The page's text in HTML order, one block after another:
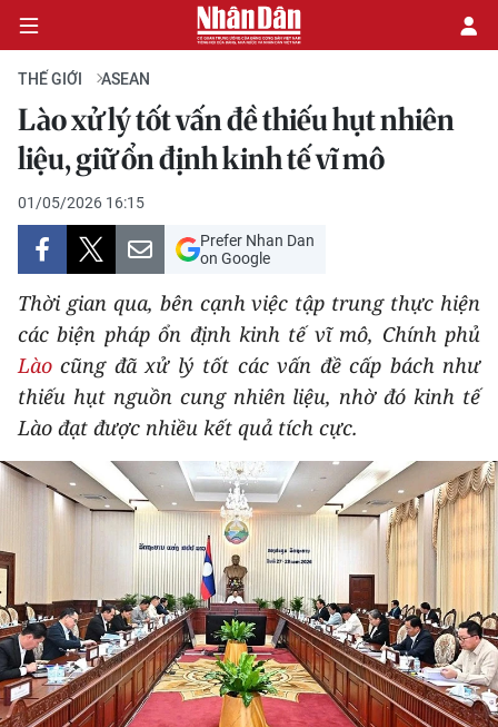
CHÍNH TRỊ
KINH TẾ
VĂN HÓA
XÃ HỘI
PHÁP LUẬT
DU LỊCH
THẾ GIỚI
THỂ THAO
Y TẾ
KHOA HỌC - CÔNG NGHỆ
THẾ GIỚI ASEAN
Lào xử lý tốt vấn đề thiếu hụt nhiên
liệu, giữ ổn định kinh tế vĩ mô
01/05/2026 16:15
Prefer Nhan Dan
on Google
Thời gian qua, bên cạnh việc tập trung thực hiện
các biện pháp ổn định kinh tế vĩ mô, Chính phủ
Lào cũng đã xử lý tốt các vấn đề cấp bách như
thiếu hụt nguồn cung nhiên liệu, nhờ đó kinh tế
Lào đạt được nhiều kết quả tích cực.